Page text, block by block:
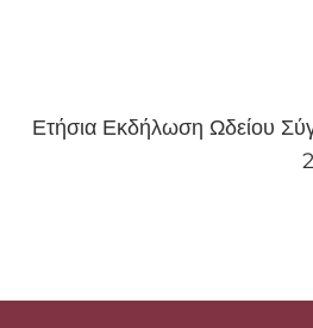
Ετήσια Εκδήλωση Ωδείου